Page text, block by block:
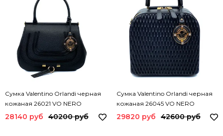
Сумка Valentino Orlandi черная
кожаная 26021 VO NERO
28140 руб 40200 руб
Сумка Valentino Orlandi черная
кожаная 26045 VO NERO
29820 руб 42600 руб